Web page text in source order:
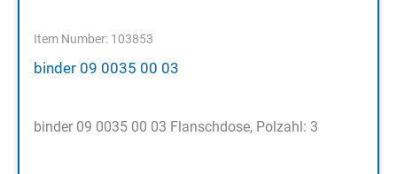
Item Number: 103853
binder 09 0035 00 03
binder 09 0035 00 03 Flanschdose, Polzahl: 3